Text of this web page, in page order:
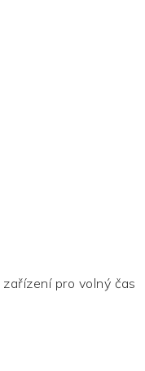
pro volný čas